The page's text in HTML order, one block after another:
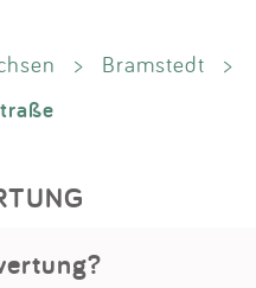
> Bramstedt >